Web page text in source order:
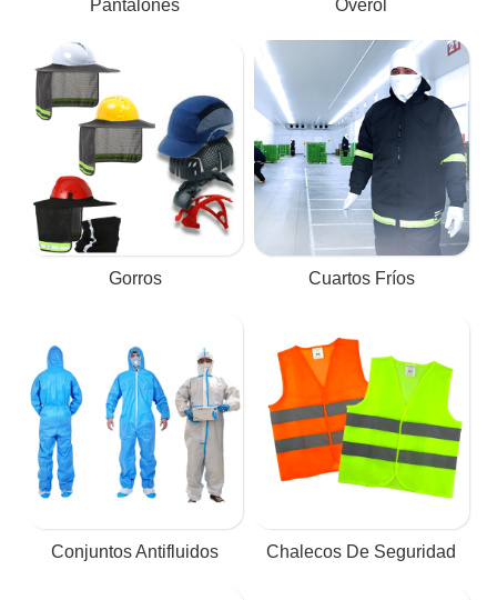
Pantalones Overol
Gorros Cuartos Fríos
Conjuntos Antifluidos Chalecos De Seguridad